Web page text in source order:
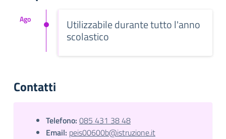
Ago Utilizzabile durante tutto l'anno
scolastico
Contatti
Telefono: 085 431 38 48
Email: peis00600b@istruzione.it